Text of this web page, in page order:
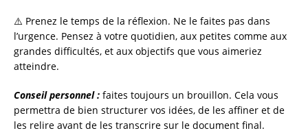
⚠️ Prenez le temps de la réflexion. Ne le faites pas dans
l’urgence. Pensez à votre quotidien, aux petites comme aux
grandes difficultés, et aux objectifs que vous aimeriez
atteindre.
Conseil personnel : faites toujours un brouillon. Cela vous
permettra de bien structurer vos idées, de les affiner et de
les relire avant de les transcrire sur le document final.